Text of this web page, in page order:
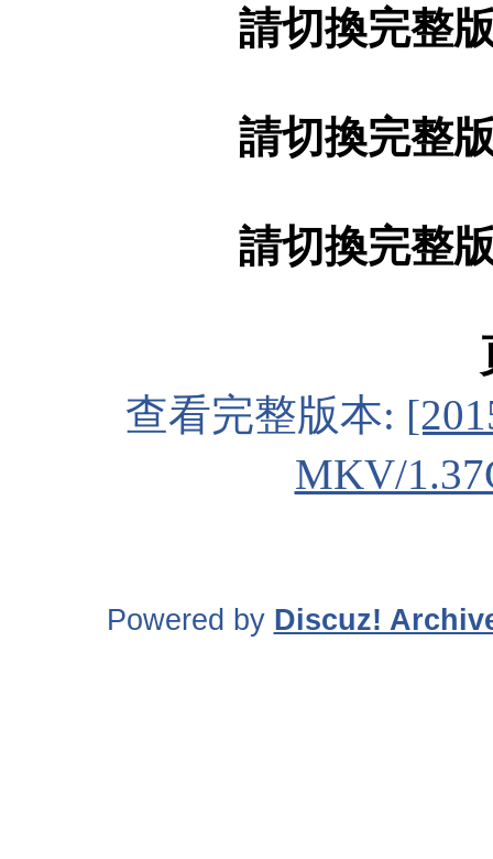
請切換完整
請切換完整
請切換完整
查看完整版本:
MKV/
Powered by Discuz!